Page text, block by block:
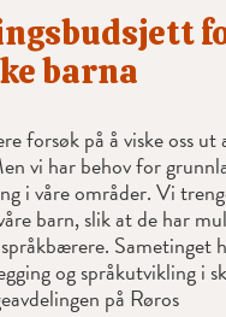
barna
forsøk på å viske oss ut
vi har behov for
i våre områder. Vi
barn, slik at de har
Sametinget
og språkutvikling i
på Røros